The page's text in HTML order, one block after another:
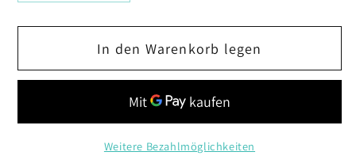
Menge
Frau
Menge
für
Frau
Luftballonen
In den Warenkorb legen
Weitere Bezahlmöglichkeiten